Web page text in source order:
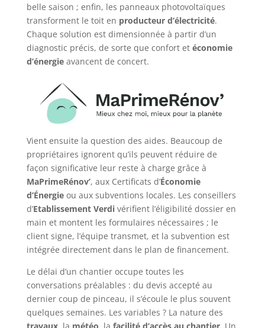
belle saison ; enfin, les panneaux photovoltaïques
transforment le toit en producteur d’électricité.
Chaque solution est dimensionnée à partir d’un
diagnostic précis, de sorte que confort et économie
d’énergieavancent de concert.
Vient ensuite la question des aides. Beaucoup de
propriétaires ignorent qu’ils peuvent réduire de
façon significative leur reste à charge grâce à
MaPrimeRénov’, aux Certificats d’Économie
d’Énergieou aux subventions locales. Les conseillers
d’Etablissement Verdivérifient l’éligibilité dossier en
main et montent les formulaires nécessaires ; le
client signe, l’équipe transmet, et la subvention est
intégrée directement dans le plan de financement.
Le délai d’un chantier occupe toutes les
conversations préalables : du devis accepté au
dernier coup de pinceau, il s’écoule le plus souvent
quelques semaines. Les variables ? La nature des